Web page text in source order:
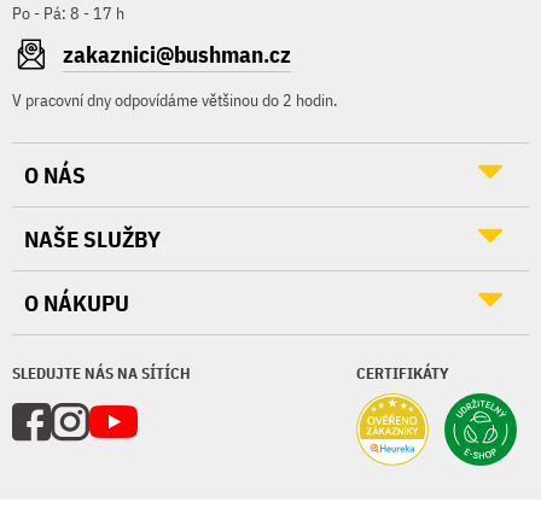
Po - Pá: 8 - 17 h
zakaznici@bushman.cz
V pracovní dny odpovídáme většinou do 2 hodin.
SLEDUJTE NÁS NA SÍTÍCH CERTIFIKÁTY
O NÁS
NAŠE SLUŽBY
O NÁKUPU